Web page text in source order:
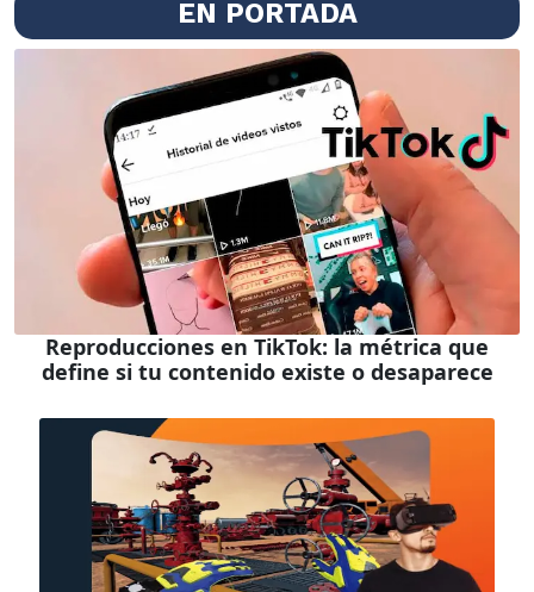
EN PORTADA
Reproducciones en TikTok: la métrica que
define si tu contenido existe o desaparece